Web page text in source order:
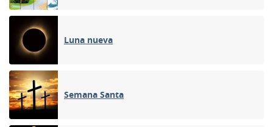
Luna nueva
Semana Santa